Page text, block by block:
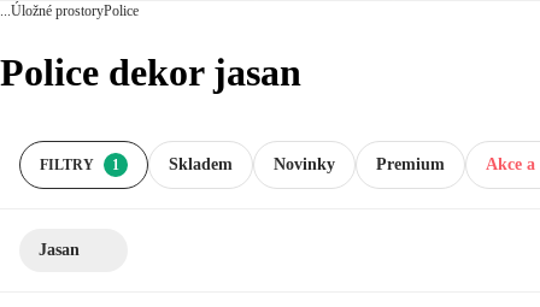
...Úložné prostoryPolice
Police dekor jasan
FILTRY 1 Skladem Premium
Novinky Akce a
Jasan